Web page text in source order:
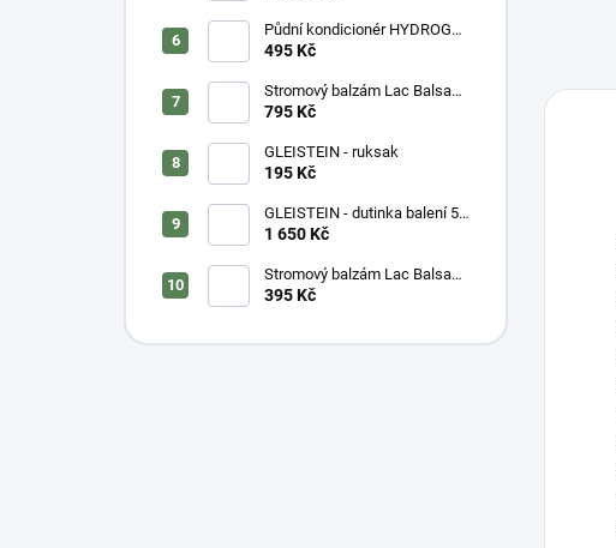
Půdní kondicionér HYDROGEL
- vážený
495 Kč
Stromový balzám Lac Balsam
- kyblík
795 Kč
GLEISTEIN - ruksak
195 Kč
GLEISTEIN - dutinka balení 50
m
1 650 Kč
Stromový balzám Lac Balsam
- tuba
395 Kč